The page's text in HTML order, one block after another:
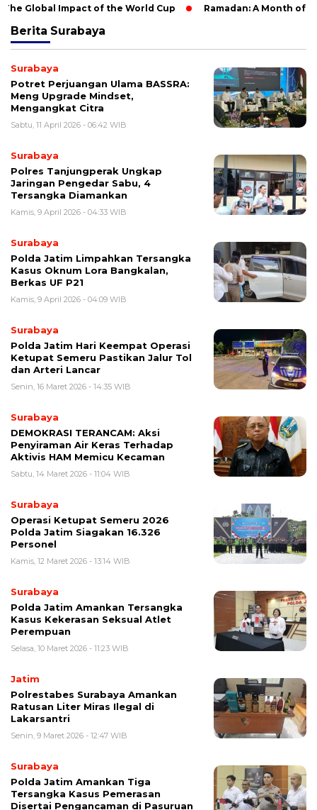
Global Impact of the World Cup Ramadan: A Month of
Berita Surabaya
Surabaya
Potret Perjuangan Ulama BASSRA:
Meng Upgrade Mindset,
Mengangkat Citra
Sabtu, 11 April 2026 - 06:42 WIB
Surabaya
Polres Tanjungperak Ungkap
Jaringan Pengedar Sabu, 4
Tersangka Diamankan
Kamis, 9 April 2026 - 04:33 WIB
Surabaya
Polda Jatim Limpahkan Tersangka
Kasus Oknum Lora Bangkalan,
Berkas UF P21
Kamis, 9 April 2026 - 04:09 WIB
Surabaya
Polda Jatim Hari Keempat Operasi
Ketupat Semeru Pastikan Jalur Tol
dan Arteri Lancar
Senin, 16 Maret 2026 - 14:35 WIB
Surabaya
DEMOKRASI TERANCAM: Aksi
Penyiraman Air Keras Terhadap
Aktivis HAM Memicu Kecaman
Sabtu, 14 Maret 2026 - 11:04 WIB
Surabaya
Operasi Ketupat Semeru 2026
Polda Jatim Siagakan 16.326
Personel
Kamis, 12 Maret 2026 - 13:14 WIB
Surabaya
Polda Jatim Amankan Tersangka
Kasus Kekerasan Seksual Atlet
Perempuan
Selasa, 10 Maret 2026 - 11:23 WIB
Jatim
Polrestabes Surabaya Amankan
Ratusan Liter Miras Ilegal di
Lakarsantri
Senin, 9 Maret 2026 - 12:47 WIB
Surabaya
Polda Jatim Amankan Tiga
Tersangka Kasus Pemerasan
Disertai Pengancaman di Pasuruan